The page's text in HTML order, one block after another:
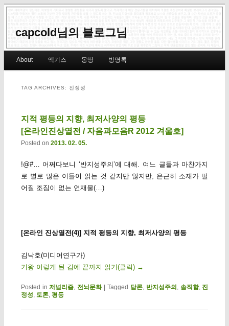
capcold님의 블로그님
Skip to primary content
Skip to secondary content
About 엑기스 몽땅 방명록
TAG ARCHIVES: 진정성
지적 평등의 지향, 최저사양의 평등
[온라인진상열전 / 자음과모음R 2012 겨울호]
Posted on 2013. 02. 05.
!@#… 어쩌다보니 ‘반지성주의’에 대해. 여느 글들과 마찬가지
로 별로 많은 이들이 읽는 것 같지만 않지만, 은근히 소재가 떨
어질 조짐이 없는 연재물(…)
[온라인 진상열전(4)] 지적 평등의 지향, 최저사양의 평등
김낙호(미디어연구가)
기왕 이렇게 된 김에 끝까지 읽기(클릭) →
Posted in 저널리즘, 전뇌문화 Tagged 담론, 반지성주의 , 솔직함, 진
정성, 토론, 평등